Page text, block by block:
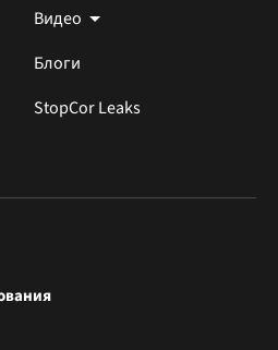
Видео
Блоги
StopCor Leaks